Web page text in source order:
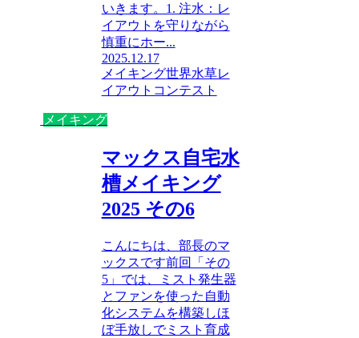
いきます。1. 注水：レ
イアウトを守りながら
慎重にホー...
2025.12.17
メイキング世界水草レ
イアウトコンテスト
メイキング
マックス自宅水
槽メイキング
2025 その6
こんにちは、部長のマ
ックスです前回「その
5」では、ミスト発生器
とファンを使った自動
化システムを構築しほ
ぼ手放しでミスト育成